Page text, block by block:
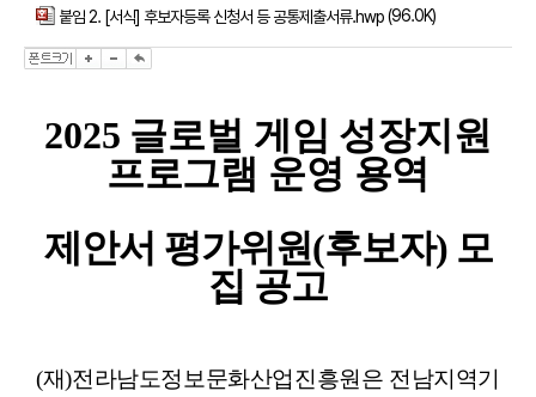
붙임 2. [서식] 후보자등록 신청서 등 공통제출서류.hwp(96.0K)
2025 글로벌 게임 성장지원
프로그램 운영 용역
제안서 평가위원(후보자) 모
집 공고
(재)전라남도정보문화산업진흥원은 전남지역기